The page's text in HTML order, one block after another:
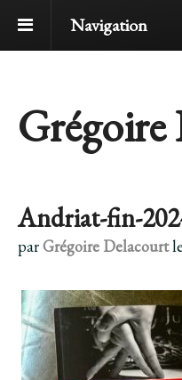
Navigation
Andriat-fin-
parGrégoire Delacourtle